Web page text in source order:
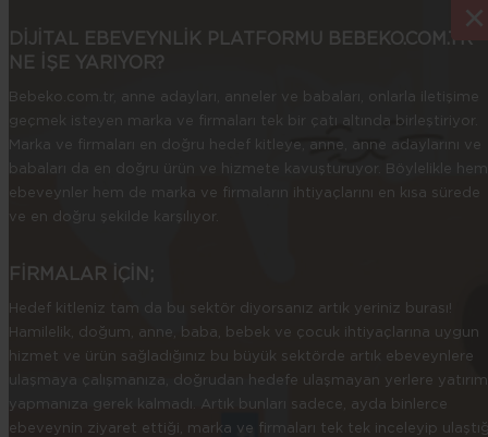
DİJİTAL EBEVEYNLİK PLATFORMU BEBEKO.COM.TR
NE İŞE YARIYOR?
Bebeko.com.tr, anne adayları, anneler ve babaları, onlarla iletişime
geçmek isteyen marka ve firmaları tek bir çatı altında birleştiriyor.
Marka ve firmaları en doğru hedef kitleye, anne, anne adaylarını ve
babaları da en doğru ürün ve hizmete kavuşturuyor. Böylelikle hem
ebeveynler hem de marka ve firmaların ihtiyaçlarını en kısa sürede
ve en doğru şekilde karşılıyor.
FİRMALAR İÇİN;
Hedef kitleniz tam da bu sektör diyorsanız artık yeriniz burası!
Hamilelik, doğum, anne, baba, bebek ve çocuk ihtiyaçlarına uygun
hizmet ve ürün sağladığınız bu büyük sektörde artık ebeveynlere
ulaşmaya çalışmanıza, doğrudan hedefe ulaşmayan yerlere yatırım
yapmanıza gerek kalmadı. Artık bunları sadece, ayda binlerce
ebeveynin ziyaret ettiği, marka ve firmaları tek tek inceleyip